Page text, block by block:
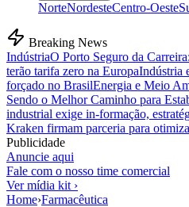
NorteNordesteCentro-Oeste
Breaking News
IndústriaO Porto Seguro da
terão tarifa zero na EuropaIndústria
forçado no BrasilEnergia e Meio
Sendo o Melhor Caminho para
industrial exige in-formação,
Kraken firmam parceria para
Publicidade
Anuncie aqui
Fale com o nosso time comercial
Ver mídia kit ›
Home›Farmacêutica